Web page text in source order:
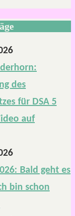
des
für DSA 5
auf
Bald geht es
bin schon